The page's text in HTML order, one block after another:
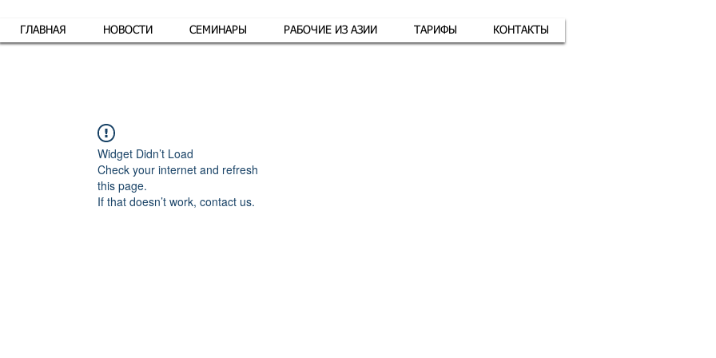
ГЛАВНАЯ НОВОСТИ СЕМИНАРЫ РАБОЧИЕ ИЗ АЗИИ ТАРИФЫ КОНТАКТЫ
Widget Didn’t Load
Check your internet and refresh
this page.
If that doesn’t work, contact us.